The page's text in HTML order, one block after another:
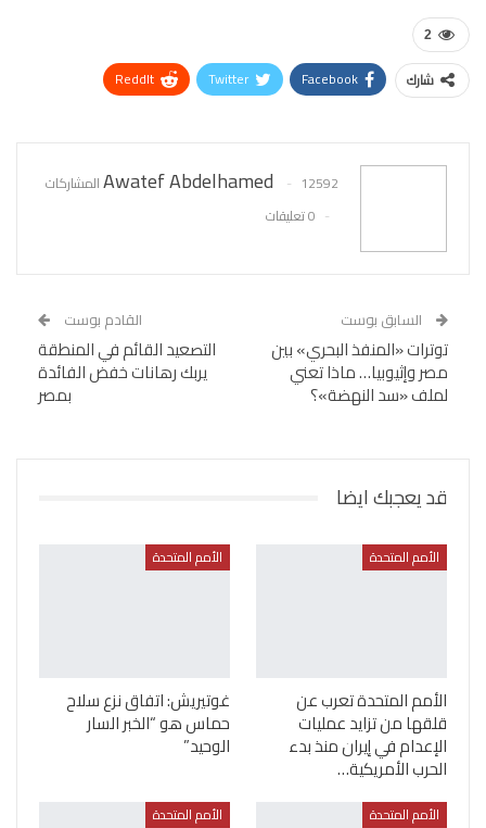
2
شارك Facebook
Twitter
ReddIt
Awatef Abdelhamed
12592 المشاركات
0 تعليقات
السابق بوست
توترات «المنفذ البحري» بين
مصر وإثيوبيا… ماذا تعني
لملف «سد النهضة»؟
القادم بوست
التصعيد القائم في المنطقة
يربك رهانات خفض الفائدة
بمصر
قد يعجبك ايضا
الأمم المتحدة
الأمم المتحدة تعرب عن
قلقها من تزايد عمليات
الإعدام في إيران منذ بدء
الحرب الأمريكية…
الأمم المتحدة
غوتيريش: اتفاق نزع سلاح
حماس هو “الخبر السار
الوحيد”
الأمم المتحدة الأمم المتحدة